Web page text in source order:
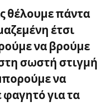
θέλουμε πάντα
έτσι
να βρούμε
σωστή στιγμή
να
φαγητόγια τα